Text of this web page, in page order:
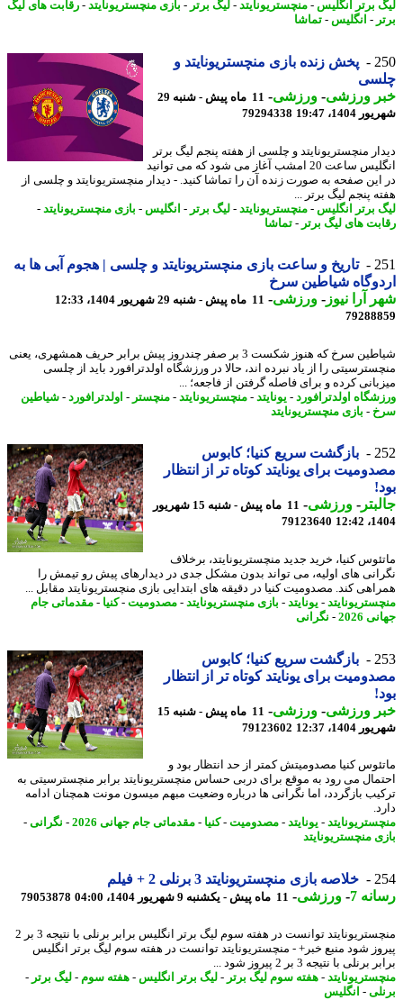
برتر انگلیس-منچستریونایتد-لیگ برتر - بازی منچستریونایتد-رقابت های لیگ
- انگلیس-تماشا
پخش زنده بازی منچستریونایتد و
ورزشی-ورزشی-
11 ماه پیش - شنبه 29
19:47
79294338
منچستریونایتد و چلسی از هفته پنجم لیگ برتر
انگلیس ساعت 20 امشب آغاز می شود که می توانید
صفحه به صورت زنده آن را تماشا کنید. - دیدار منچستریونایتد و چلسی از
پنجم لیگ برتر ...
برتر انگلیس-منچستریونایتد-لیگ برتر - انگلیس-بازی منچستریونایتد-
های لیگ برتر - تماشا
تاریخ و ساعت بازی منچستریونایتد و چلسی | هجوم آبی ها به
شیاطین سرخ
آرا نیوز-ورزشی-11 ماه پیش - شنبه 29 شهریور 1404، 12:33
شیاطین سرخ که هنوز شکست 3 بر صفر چندروز پیش برابر حریف همشهری، یعنی
را از یاد نبرده اند، حالا در ورزشگاه اولدترافورد باید از چلسی
کرده و برای فاصله گرفتن از فاجعه؛ ...
اولدترافورد-یونایتد-منچستریونایتد-منچستر-اولدترافورد-شیاطین
-بازی منچستریونایتد
بازگشت سریع کنیا؛ کابوس
برای یونایتد کوتاه تر از انتظار
-ورزشی-
11 ماه پیش - شنبه 15 شهریور
79123640
کنیا، خرید جدید منچستریونایتد، برخلاف
های اولیه، می تواند بدون مشکل جدی در دیدارهای پیش رو تیمش را
کند. مصدومیت کنیا در دقیقه های ابتدایی بازی منچستریونایتد مقابل ...
-یونایتد-بازی منچستریونایتد-مصدومیت-کنیا-مقدماتی جام
2026
-نگرانی
بازگشت سریع کنیا؛ کابوس
برای یونایتد کوتاه تر از انتظار
ورزشی-ورزشی-
11 ماه پیش - شنبه 15
12:37
79123602
کنیا مصدومیتش کمتر از حد انتظار بود و
می رود به موقع برای دربی حساس منچستریونایتد برابر منچسترسیتی به
بازگردد، اما نگرانی ها درباره وضعیت مبهم میسون مونت همچنان ادامه
-یونایتد-مصدومیت-کنیا-مقدماتی جام جهانی 2026 -نگرانی-
منچستریونایتد
خلاصه بازی منچستریونایتد 3 برنلی 2 + فیلم
7
-ورزشی-11 ماه پیش - یکشنبه 9 شهریور 1404، 04:00 79053878
منچستریونایتد توانست در هفته سوم لیگ برتر انگلیس برابر برنلی با نتیجه 3 بر 2
شود منبع خبر+ - منچستریونایتد توانست در هفته سوم لیگ برتر انگلیس
با نتیجه 3 بر 2 پیروز شود ...
-هفته سوم لیگ برتر - لیگ برتر انگلیس-هفته سوم-لیگ برتر -
-انگلیس